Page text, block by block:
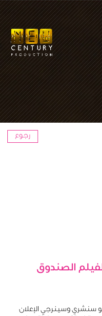
رجوع
الصندوق
سنشري وسينرجي الإعلان